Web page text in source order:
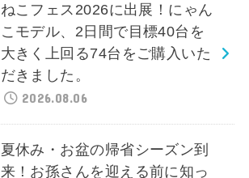
ねこフェス2026に出展！にゃん
こモデル、2日間で目標40台を
大きく上回る74台をご購入いた
だきました。
2026.08.06
夏休み・お盆の帰省シーズン到
来！お孫さんを迎える前に知っ